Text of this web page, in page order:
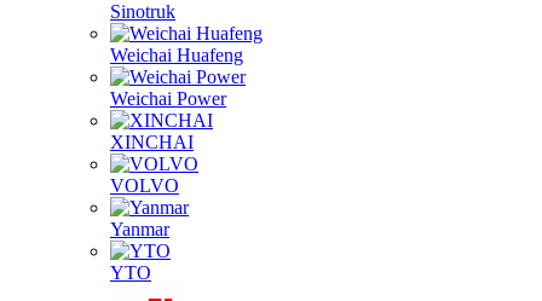
Sinotruk
Weichai Huafeng
Weichai Power
XINCHAI
VOLVO
Yanmar
YTO